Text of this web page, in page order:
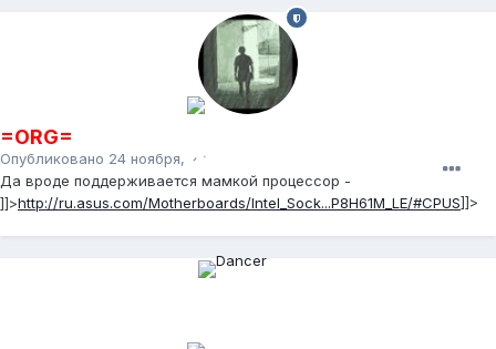
=ORG=
Опубликовано 24 ноября, 2011
Да вроде поддерживается мамкой процессор -
]]>http://ru.asus.com/Motherboards/Intel_Sock...P8H61M_LE/#CPUS]]>